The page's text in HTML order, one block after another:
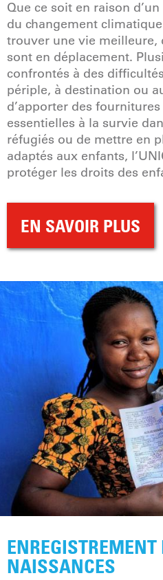
Que ce soit en raison
du changement
trouver une vie meilleure,
sont en déplacement.
confrontés à des
périple, à destination ou
d’apporter des
essentielles à la survie
réfugiés ou de mettre en
adaptés aux enfants,
protéger les droits des
EN SAVOIR PLUS
ENREGISTREMENT
NAISSANCES